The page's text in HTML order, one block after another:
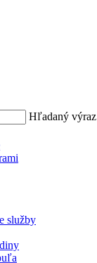
Hľadaný výraz
služby